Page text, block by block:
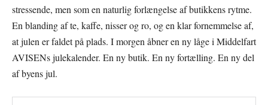
stressende, men som en naturlig forlængelse af butikkens rytme.
En blanding af te, kaffe, nisser og ro, og en klar fornemmelse af,
at julen er faldet på plads. I morgen åbner en ny låge i Middelfart
AVISENs julekalender. En ny butik. En ny fortælling. En ny del
af byens jul.